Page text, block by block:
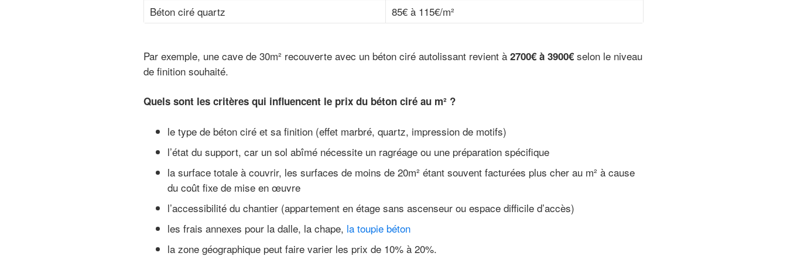
Béton ciré quartz
85€ à 115€/m²
Par exemple, une cave de 30m² recouverte avec un béton ciré autolissant revient à 2700€ à 3900€selon le niveau
de finition souhaité.
Quels sont les critères qui influencent le prix du béton ciré au m² ?
le type de béton ciré et sa finition (effet marbré, quartz, impression de motifs)
l’état du support, car un sol abîmé nécessite un ragréage ou une préparation spécifique
la surface totale à couvrir, les surfaces de moins de 20m² étant souvent facturées plus cher au m² à cause
du coût fixe de mise en œuvre
l’accessibilité du chantier (appartement en étage sans ascenseur ou espace difficile d’accès)
les frais annexes pour la dalle, la chape, la toupie béton
la zone géographique peut faire varier les prix de 10% à 20%.